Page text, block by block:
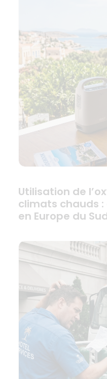
Utilisation de
climats chauds
en Europe du